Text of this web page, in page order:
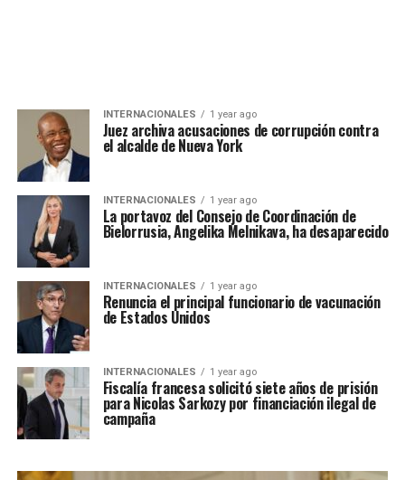
INTERNACIONALES 1 year ago
Juez archiva acusaciones de corrupción contra
el alcalde de Nueva York
INTERNACIONALES 1 year ago
La portavoz del Consejo de Coordinación de
Bielorrusia, Angelika Melnikava, ha desaparecido
INTERNACIONALES 1 year ago
Renuncia el principal funcionario de vacunación
de Estados Unidos
INTERNACIONALES 1 year ago
Fiscalía francesa solicitó siete años de prisión
para Nicolas Sarkozy por financiación ilegal de
campaña